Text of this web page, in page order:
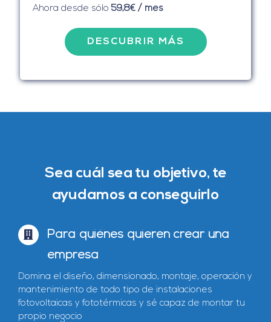
Ahora desde sólo 59,8€ / mes
DESCUBRIR MÁS
Sea cuál sea tu objetivo, te
ayudamos a conseguirlo
Para quiénes quieren crear una
empresa
Domina el diseño, dimensionado, montaje, operación y
mantenimiento de todo tipo de instalaciones
fotovoltaicas y fototérmicas y sé capaz de montar tu
propio negocio